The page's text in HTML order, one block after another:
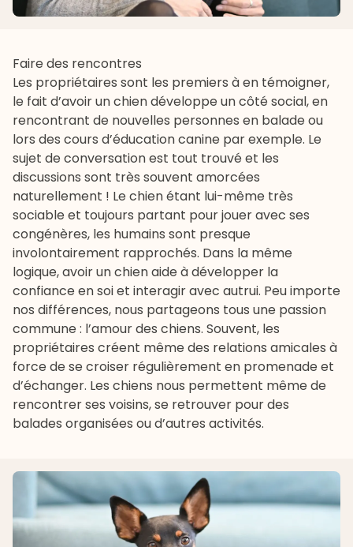
Faire des rencontres
Les propriétaires sont les premiers à en témoigner,
le fait d’avoir un chien développe un côté social, en
rencontrant de nouvelles personnes en balade ou
lors des cours d’éducation canine par exemple. Le
sujet de conversation est tout trouvé et les
discussions sont très souvent amorcées
naturellement ! Le chien étant lui-même très
sociable et toujours partant pour jouer avec ses
congénères, les humains sont presque
involontairement rapprochés. Dans la même
logique, avoir un chien aide à développer la
confiance en soi et interagir avec autrui. Peu importe
nos différences, nous partageons tous une passion
commune : l’amour des chiens. Souvent, les
propriétaires créent même des relations amicales à
force de se croiser régulièrement en promenade et
d’échanger. Les chiens nous permettent même de
rencontrer ses voisins, se retrouver pour des
balades organisées ou d’autres activités.